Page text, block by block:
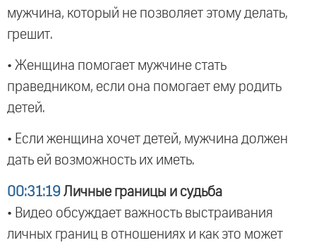
мужчина, который не позволяет этому делать,
грешит.
• Женщина помогает мужчине стать
праведником, если она помогает ему родить
детей.
• Если женщина хочет детей, мужчина должен
дать ей возможность их иметь.
00:31:19 Личные границы и судьба
• Видео обсуждает важность выстраивания
личных границ в отношениях и как это может